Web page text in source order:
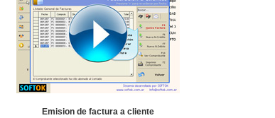
Emision de factura a cliente